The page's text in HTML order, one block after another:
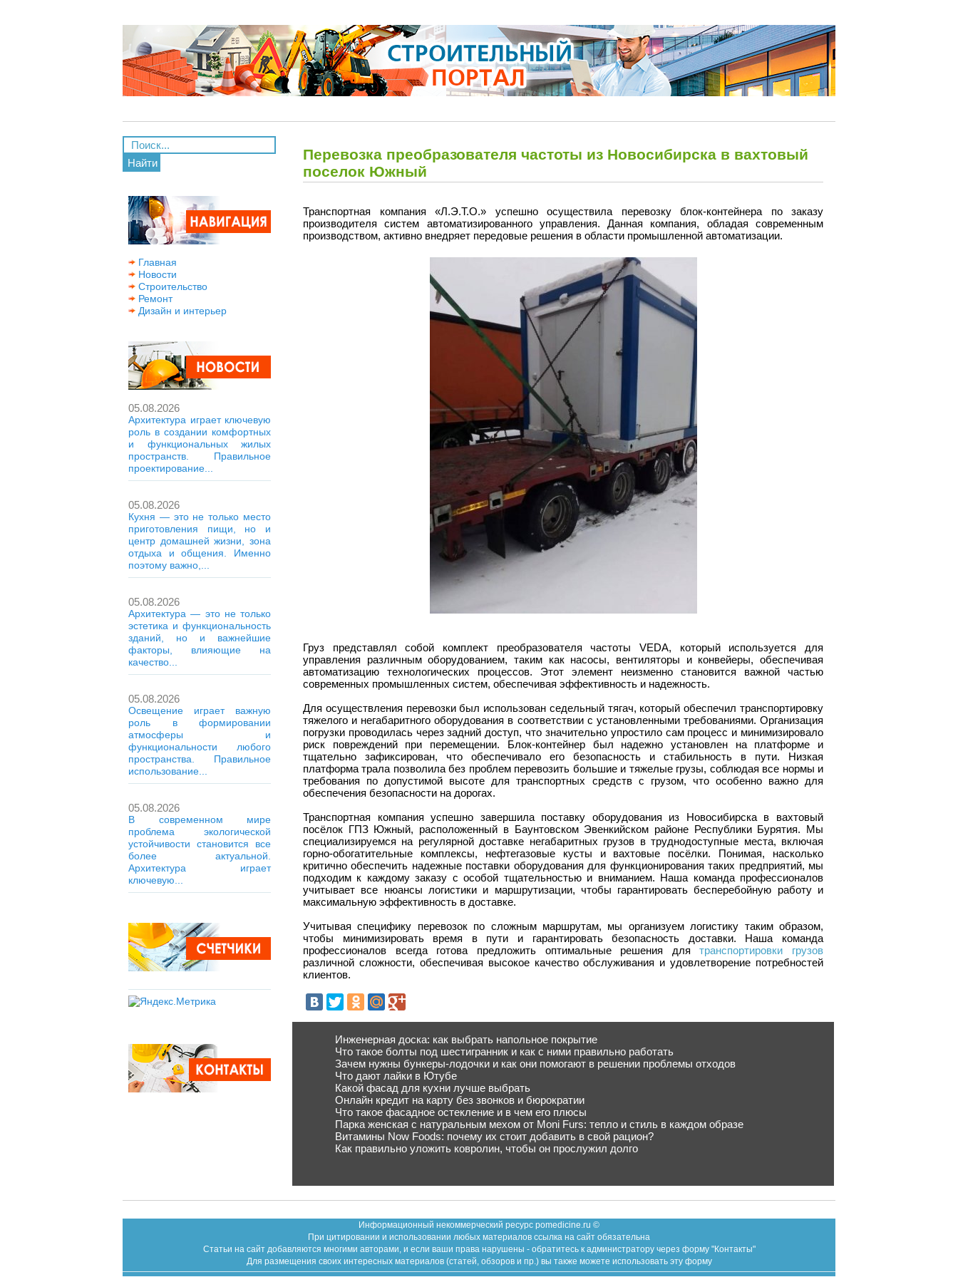
Найти
Главная
Новости
Строительство
Ремонт
Дизайн и интерьер
05.08.2026
Архитектура играет ключевую
роль в создании комфортных
и функциональных жилых
пространств. Правильное
проектирование...
05.08.2026
Кухня — это не только место
приготовления пищи, но и
центр домашней жизни, зона
отдыха и общения. Именно
поэтому важно,...
05.08.2026
Архитектура — это не только
эстетика и функциональность
зданий, но и важнейшие
факторы, влияющие на
качество...
05.08.2026
Освещение играет важную
роль в формировании
атмосферы и
функциональности любого
пространства. Правильное
использование...
05.08.2026
В современном мире
проблема экологической
устойчивости становится все
более актуальной.
Архитектура играет
ключевую...
Перевозка преобразователя частоты из Новосибирска в вахтовый
поселок Южный
Транспортная компания «Л.Э.Т.О.» успешно осуществила перевозку блок-контейнера по заказу
производителя систем автоматизированного управления. Данная компания, обладая современным
производством, активно внедряет передовые решения в области промышленной автоматизации.
Груз представлял собой комплект преобразователя частоты VEDA, который используется для
управления различным оборудованием, таким как насосы, вентиляторы и конвейеры, обеспечивая
автоматизацию технологических процессов. Этот элемент неизменно становится важной частью
современных промышленных систем, обеспечивая эффективность и надежность.
Для осуществления перевозки был использован седельный тягач, который обеспечил транспортировку
тяжелого и негабаритного оборудования в соответствии с установленными требованиями. Организация
погрузки проводилась через задний доступ, что значительно упростило сам процесс и минимизировало
риск повреждений при перемещении. Блок-контейнер был надежно установлен на платформе и
тщательно зафиксирован, что обеспечивало его безопасность и стабильность в пути. Низкая
платформа трала позволила без проблем перевозить большие и тяжелые грузы, соблюдая все нормы и
требования по допустимой высоте для транспортных средств с грузом, что особенно важно для
обеспечения безопасности на дорогах.
Транспортная компания успешно завершила поставку оборудования из Новосибирска в вахтовый
посёлок ГПЗ Южный, расположенный в Баунтовском Эвенкийском районе Республики Бурятия. Мы
специализируемся на регулярной доставке негабаритных грузов в труднодоступные места, включая
горно-обогатительные комплексы, нефтегазовые кусты и вахтовые посёлки. Понимая, насколько
критично обеспечить надежные поставки оборудования для функционирования таких предприятий, мы
подходим к каждому заказу с особой тщательностью и вниманием. Наша команда профессионалов
учитывает все нюансы логистики и маршрутизации, чтобы гарантировать бесперебойную работу и
максимальную эффективность в доставке.
Учитывая специфику перевозок по сложным маршрутам, мы организуем логистику таким образом,
чтобы минимизировать время в пути и гарантировать безопасность доставки. Наша команда
профессионалов всегда готова предложить оптимальные решения длятранспортировки грузов
различной сложности, обеспечивая высокое качество обслуживания и удовлетворение потребностей
клиентов.
Инженерная доска: как выбрать напольное покрытие
Что такое болты под шестигранник и как с ними правильно работать
Зачем нужны бункеры-лодочки и как они помогают в решении проблемы отходов
Что дают лайки в Ютубе
Какой фасад для кухни лучше выбрать
Онлайн кредит на карту без звонков и бюрократии
Что такое фасадное остекление и в чем его плюсы
Парка женская с натуральным мехом от Moni Furs: тепло и стиль в каждом образе
Витамины Now Foods: почему их стоит добавить в свой рацион?
Как правильно уложить ковролин, чтобы он прослужил долго
Информационный некоммерческий ресурс pomedicine.ru ©
При цитировании и использовании любых материалов ссылка на сайт обязательна
Статьи на сайт добавляются многими авторами, и если ваши права нарушены - обратитесь к администратору через форму "Контакты"
Для размещения своих интересных материалов (статей, обзоров и пр.) вы также можете использовать эту форму